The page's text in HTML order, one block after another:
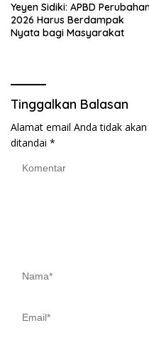
Yeyen Sidiki: APBD
2026 Harus Berdampak
Nyata bagi Masyarakat
Tinggalkan Balasan
Alamat email Anda tidak akan
ditandai *